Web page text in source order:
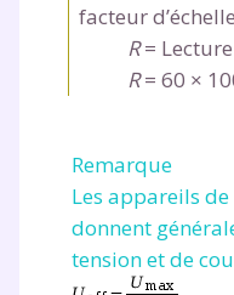
facteur
R = Lecture
R = 60 ×
Remarque
Les appareils
donnent
tension et de